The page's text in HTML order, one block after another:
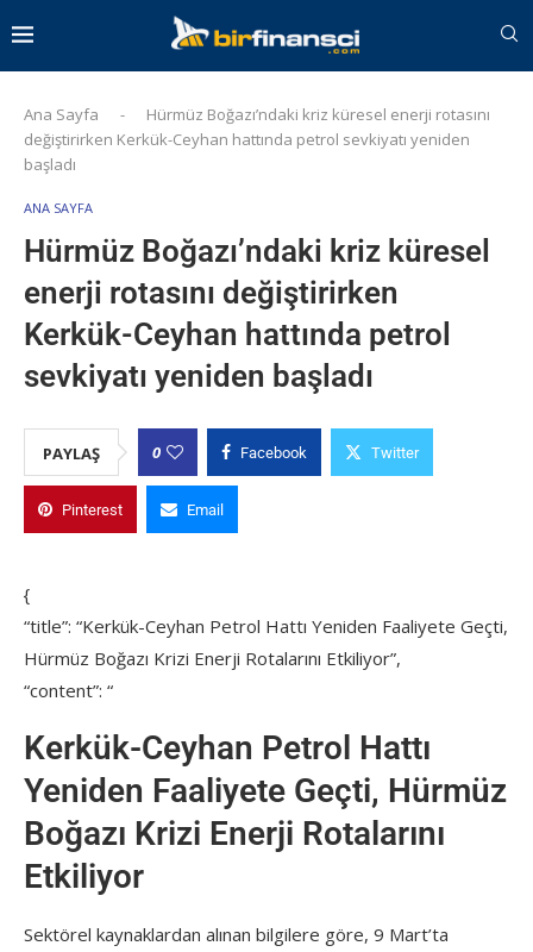
Ana Sayfa -
Hürmüz Boğazı’ndaki kriz küresel enerji rotasını
değiştirirken Kerkük-Ceyhan hattında petrol sevkiyatı yeniden
başladı
ANA SAYFA
Hürmüz Boğazı’ndaki kriz küresel
enerji rotasını değiştirirken
Kerkük-Ceyhan hattında petrol
sevkiyatı yeniden başladı
PAYLAŞ 0 Facebook Twitter
Pinterest Email
{
“title”: “Kerkük-Ceyhan Petrol Hattı Yeniden Faaliyete Geçti,
Hürmüz Boğazı Krizi Enerji Rotalarını Etkiliyor”,
“content”: “
Kerkük-Ceyhan Petrol Hattı
Yeniden Faaliyete Geçti, Hürmüz
Boğazı Krizi Enerji Rotalarını
Etkiliyor
Sektörel kaynaklardan alınan bilgilere göre, 9 Mart’ta